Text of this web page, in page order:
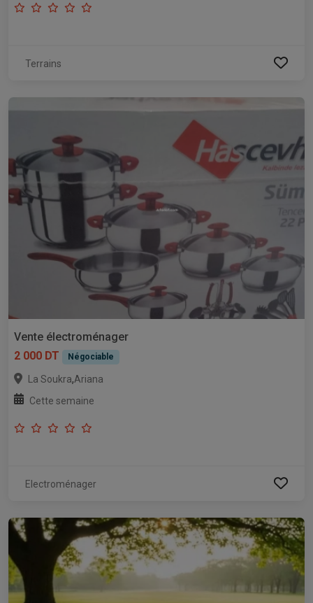
Terrains
Vente électroménager
2 000 DT
Négociable
La Soukra,Ariana
Cette semaine
Electroménager